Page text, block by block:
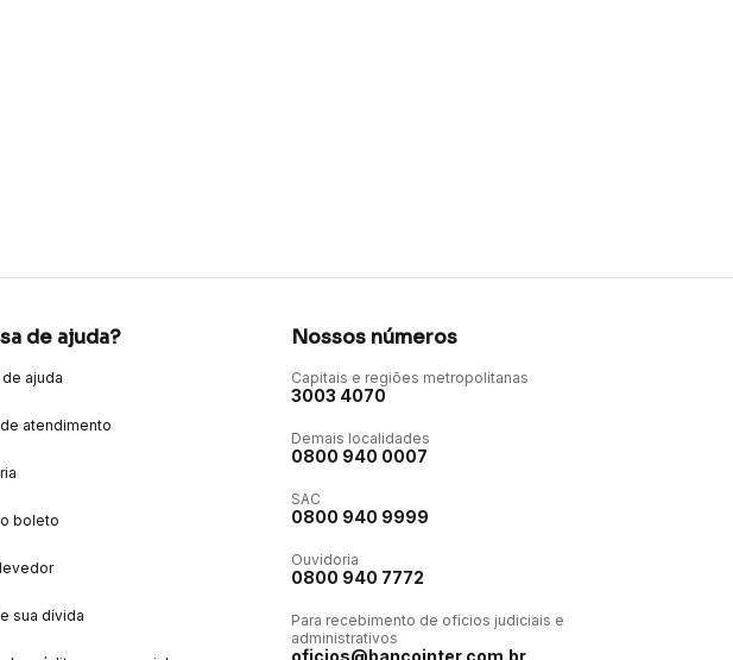
de ajuda?
ajuda
atendimento
boleto
sua dívida
Nossos números
Capitais e regiões metropolitanas
3003 4070
Demais localidades
0800 940 0007
SAC
0800 940 9999
Ouvidoria
0800 940 7772
Para recebimento de ofícios judiciais e
administrativos